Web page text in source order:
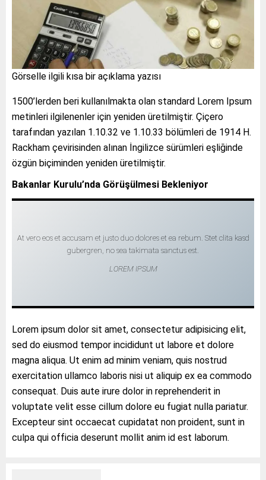
Görselle ilgili kısa bir açıklama yazısı
1500’lerden beri kullanılmakta olan standard Lorem Ipsum
metinleri ilgilenenler için yeniden üretilmiştir. Çiçero
tarafından yazılan 1.10.32 ve 1.10.33 bölümleri de 1914 H.
Rackham çevirisinden alınan İngilizce sürümleri eşliğinde
özgün biçiminden yeniden üretilmiştir.
Bakanlar Kurulu’nda Görüşülmesi Bekleniyor
At vero eos et accusam et justo duo dolores et ea rebum. Stet clita kasd
gubergren, no sea takimata sanctus est.
LOREM IPSUM
Lorem ipsum dolor sit amet, consectetur adipisicing elit,
sed do eiusmod tempor incididunt ut labore et dolore
magna aliqua. Ut enim ad minim veniam, quis nostrud
exercitation ullamco laboris nisi ut aliquip ex ea commodo
consequat. Duis aute irure dolor in reprehenderit in
voluptate velit esse cillum dolore eu fugiat nulla pariatur.
Excepteur sint occaecat cupidatat non proident, sunt in
culpa qui officia deserunt mollit anim id est laborum.